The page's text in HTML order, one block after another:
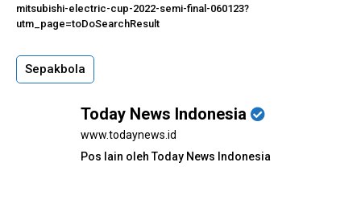
mitsubishi-electric-cup-2022-semi-final-060123?
utm_page=toDoSearchResult
Sepakbola
Today News Indonesia
www.todaynews.id
Pos lain oleh Today News Indonesia